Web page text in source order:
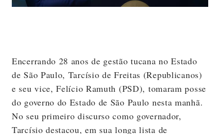
Encerrando 28 anos de gestão tucana no Estado
de São Paulo, Tarcísio de Freitas (Republicanos)
e seu vice, Felício Ramuth (PSD), tomaram posse
do governo do Estado de São Paulo nesta manhã.
No seu primeiro discurso como governador,
Tarcísio destacou, em sua longa lista de